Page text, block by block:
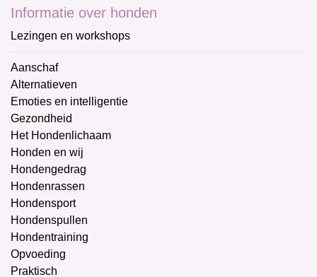
Informatie over honden
Lezingen en workshops
Aanschaf
Alternatieven
Emoties en intelligentie
Gezondheid
Het Hondenlichaam
Honden en wij
Hondengedrag
Hondenrassen
Hondensport
Hondenspullen
Hondentraining
Opvoeding
Praktisch